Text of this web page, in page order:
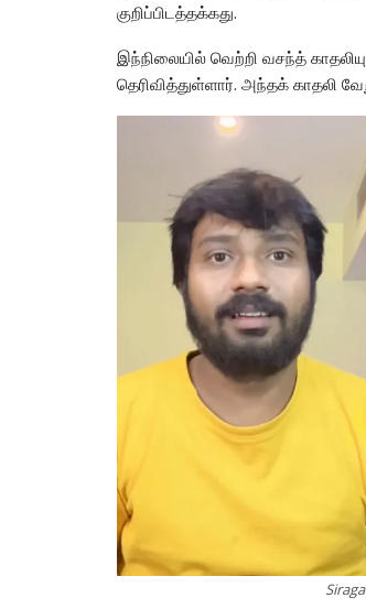
குறிப்பிடத்தக்கது.
இந்நிலையில் வெற்றி வசந்த்
தெரிவித்துள்ளார். அந்தக் காதலி